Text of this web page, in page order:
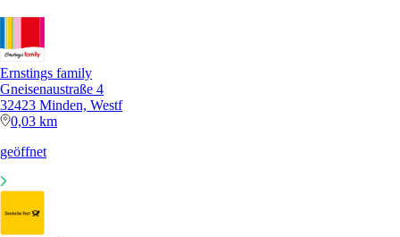
Ernstings family
Gneisenaustraße 4
32423 Minden, Westf
0,03 km
geöffnet